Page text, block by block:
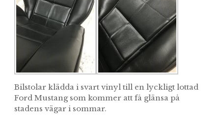
Bilstolar klädda i svart vinyl till en lyckligt lottad
Ford Mustang som kommer att få glänsa på
stadens vägar i sommar.